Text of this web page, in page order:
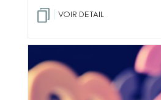
VOIR DETAIL